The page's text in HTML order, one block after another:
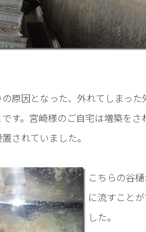
原因となった、外れてしまっ
す。宮崎様のご自宅は増築を
されていました。
こちらの谷
に流すこと
した。